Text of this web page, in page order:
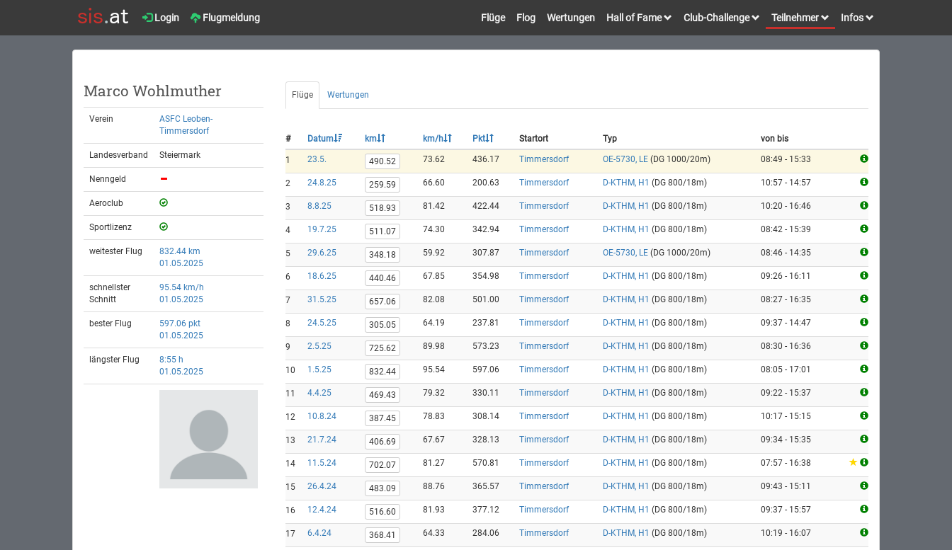
Login Flugmeldung Flüge Flog Wertungen Hall of Fame Club-Challenge Teilnehmer Infos
Marco Wohlmuther
Verein
ASFC Leoben-
Timmersdorf
Landesverband Steiermark
Nenngeld
Aeroclub
Sportlizenz
weitester Flug
832.44 km
01.05.2025
schnellster
Schnitt
95.54 km/h
01.05.2025
bester Flug
597.06 pkt
01.05.2025
längster Flug
8:55 h
01.05.2025
Flüge Wertungen
# Datum km km/h Pkt Startort Typ von bis
1 23.5. 490.52 73.62 436.17 Timmersdorf OE-5730, LE(DG 1000/20m) 08:49 - 15:33
2 24.8.25 259.59 66.60 200.63 Timmersdorf D-KTHM, H1 (DG 800/18m) 10:57 - 14:57
3 8.8.25 518.93 81.42 422.44 Timmersdorf D-KTHM, H1 (DG 800/18m) 10:20 - 16:46
4 19.7.25 511.07 74.30 342.94 Timmersdorf D-KTHM, H1 (DG 800/18m) 08:42 - 15:39
5 29.6.25 348.18 59.92 307.87 Timmersdorf OE-5730, LE(DG 1000/20m) 08:46 - 14:35
6 18.6.25 440.46 67.85 354.98 Timmersdorf D-KTHM, H1 (DG 800/18m) 09:26 - 16:11
7 31.5.25 657.06 82.08 501.00 Timmersdorf D-KTHM, H1 (DG 800/18m) 08:27 - 16:35
8 24.5.25 305.05 64.19 237.81 Timmersdorf D-KTHM, H1 (DG 800/18m) 09:37 - 14:47
9 2.5.25 725.62 89.98 573.23 Timmersdorf D-KTHM, H1 (DG 800/18m) 08:30 - 16:36
10 1.5.25 832.44 95.54 597.06 Timmersdorf D-KTHM, H1 (DG 800/18m) 08:05 - 17:01
11 4.4.25 469.43 79.32 330.11 Timmersdorf D-KTHM, H1 (DG 800/18m) 09:22 - 15:37
12 10.8.24 387.45 78.83 308.14 Timmersdorf D-KTHM, H1 (DG 800/18m) 10:17 - 15:15
13 21.7.24 406.69 67.67 328.13 Timmersdorf D-KTHM, H1 (DG 800/18m) 09:34 - 15:35
14 11.5.24 702.07 81.27 570.81 Timmersdorf D-KTHM, H1 (DG 800/18m) 07:57 - 16:38
15 26.4.24 483.09 88.76 365.57 Timmersdorf D-KTHM, H1 (DG 800/18m) 09:43 - 15:11
16 12.4.24 516.60 81.93 377.12 Timmersdorf D-KTHM, H1 (DG 800/18m) 09:37 - 15:57
17 6.4.24 368.41 64.33 284.06 Timmersdorf D-KTHM, H1 (DG 800/18m) 10:19 - 16:07